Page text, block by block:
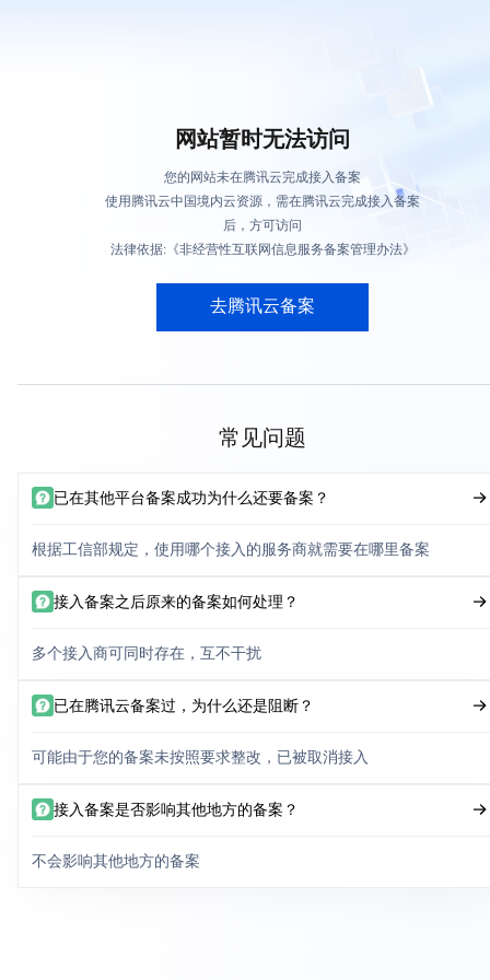
网站暂时无法访问
您的网站未在腾讯云完成接入备案
使用腾讯云中国境内云资源，需在腾讯云完成接入备案
后，方可访问
法律依据:《非经营性互联网信息服务备案管理办法》
去腾讯云备案
常见问题
已在其他平台备案成功为什么还要备案？
根据工信部规定，使用哪个接入的服务商就需要在哪里备案
接入备案之后原来的备案如何处理？
多个接入商可同时存在，互不干扰
已在腾讯云备案过，为什么还是阻断？
可能由于您的备案未按照要求整改，已被取消接入
接入备案是否影响其他地方的备案？
不会影响其他地方的备案